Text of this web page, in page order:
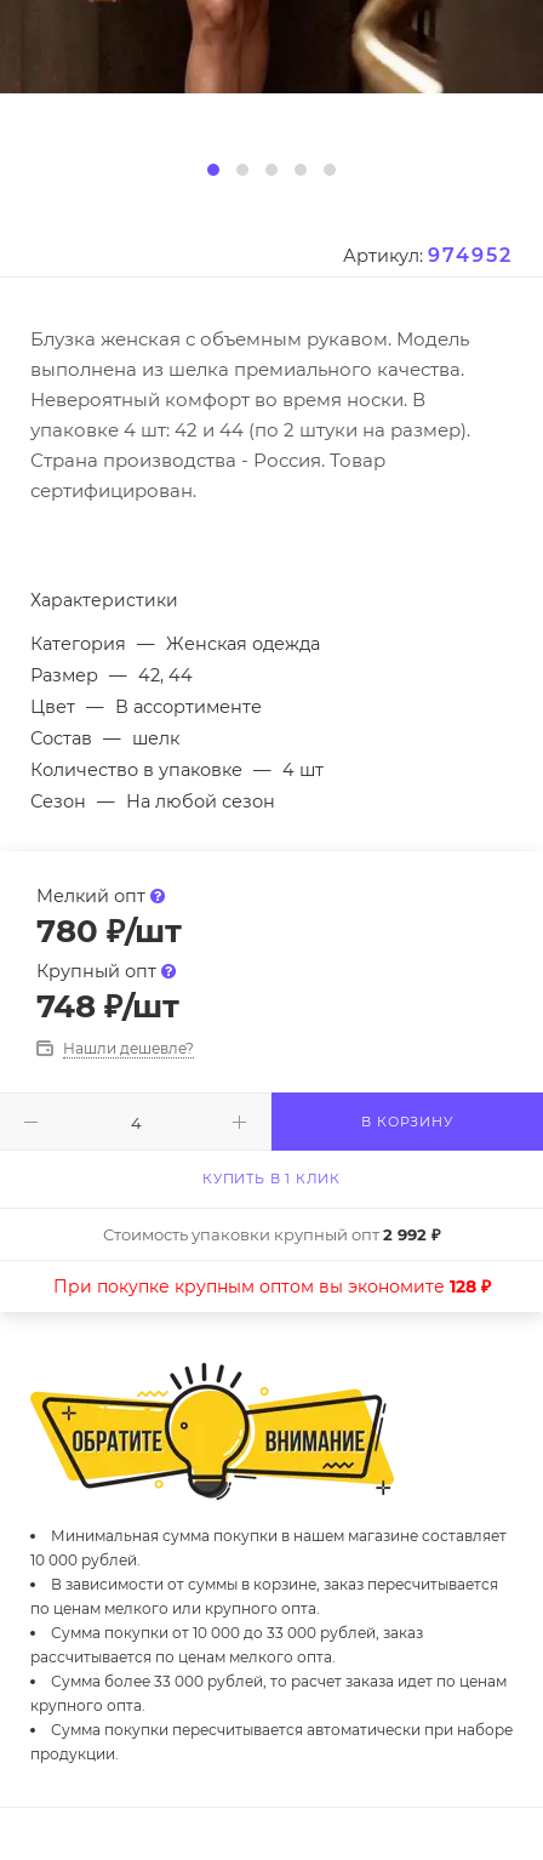
Артикул: 974952
Блузка женская с объемным рукавом. Модель
выполнена из шелка премиального качества.
Невероятный комфорт во время носки. В
упаковке 4 шт: 42 и 44 (по 2 штуки на размер).
Страна производства - Россия. Товар
сертифицирован.
Характеристики
Категория — Женская одежда
Размер — 42, 44
Цвет — В ассортименте
Состав — шелк
Количество в упаковке — 4 шт
Сезон — На любой сезон
Мелкий опт
780 ₽/шт
Крупный опт
748 ₽/шт
Нашли дешевле?
В КОРЗИНУ
КУПИТЬ В 1 КЛИК
Стоимость упаковки крупный опт2 992 ₽
При покупке крупным оптом вы экономите 128 ₽
Минимальная сумма покупки в нашем магазине составляет
10 000 рублей.
В зависимости от суммы в корзине, заказ пересчитывается
по ценам мелкого или крупного опта.
Сумма покупки от 10 000 до 33 000 рублей, заказ
рассчитывается по ценам мелкого опта.
Сумма более 33 000 рублей, то расчет заказа идет по ценам
крупного опта.
Сумма покупки пересчитывается автоматически при наборе
продукции.